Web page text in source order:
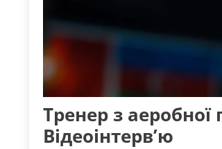
Тренер з
Відеоінтерв’ю